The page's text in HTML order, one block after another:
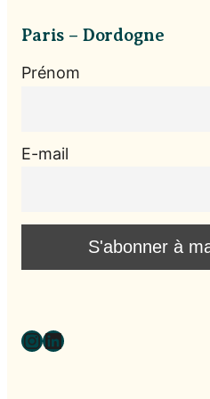
Paris – Dordogne
Prénom
E-mail
Instagram
LinkedIn